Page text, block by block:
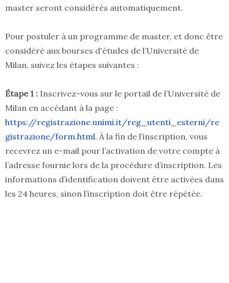
master seront considérés automatiquement.
Pour postuler à un programme de master, et donc être
considéré aux bourses d'études de l’Université de
Milan, suivez les étapes suivantes :
Étape 1 : Inscrivez-vous sur le portail de l’Université de
Milan en accédant à la page :
https://registrazione.unimi.it/reg_utenti_esterni/re
gistrazione/form.html. À la fin de l’inscription, vous
recevrez un e-mail pour l’activation de votre compte à
l’adresse fournie lors de la procédure d’inscription. Les
informations d’identification doivent être activées dans
les 24 heures, sinon l’inscription doit être répétée.